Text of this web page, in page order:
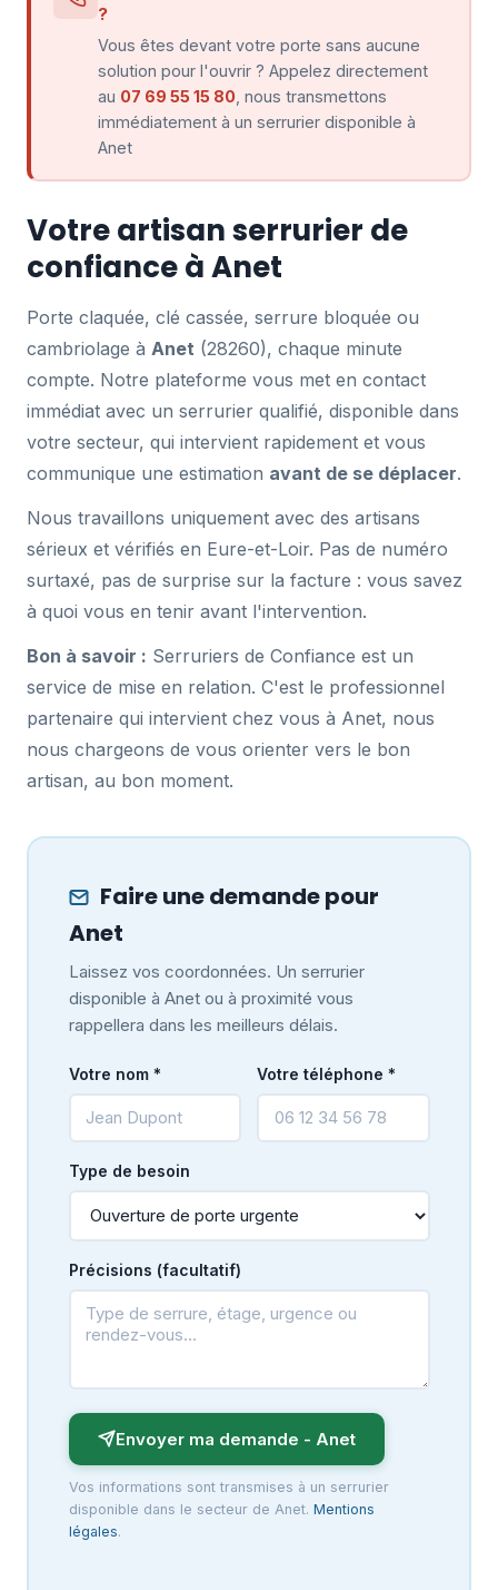
?
Vous êtes devant votre porte sans aucune
solution pour l'ouvrir ? Appelez directement
au 07 69 55 15 80 , nous transmettons
immédiatement à un serrurier disponible à
Anet
Votre artisan serrurier de
confiance à Anet
Porte claquée, clé cassée, serrure bloquée ou
cambriolage à Anet (28260), chaque minute
compte. Notre plateforme vous met en contact
immédiat avec un serrurier qualifié, disponible dans
votre secteur, qui intervient rapidement et vous
communique une estimation avant de se déplacer.
Nous travaillons uniquement avec des artisans
sérieux et vérifiés en Eure-et-Loir. Pas de numéro
surtaxé, pas de surprise sur la facture : vous savez
à quoi vous en tenir avant l'intervention.
Bon à savoir : Serruriers de Confiance est un
service de mise en relation. C'est le professionnel
partenaire qui intervient chez vous à Anet, nous
nous chargeons de vous orienter vers le bon
artisan, au bon moment.
Faire une demande pour
Anet
Laissez vos coordonnées. Un serrurier
disponible à Anet ou à proximité vous
rappellera dans les meilleurs délais.
Votre nom * Votre téléphone *
Type de besoin
Précisions (facultatif)
Envoyer ma demande - Anet
Vos informations sont transmises à un serrurier
disponible dans le secteur de Anet. Mentions
légales.